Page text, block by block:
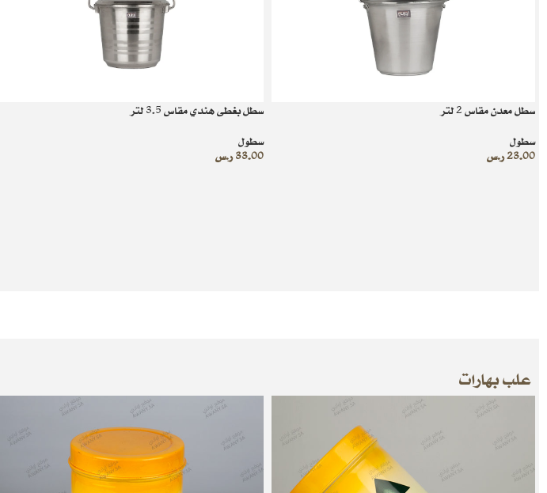
سطل معدن مقاس 2 لتر
سطول
23.00ر.س
سطل بغطى هندي مقاس 3.5 لتر
سطول
33.00 ر.س
علب بهارات